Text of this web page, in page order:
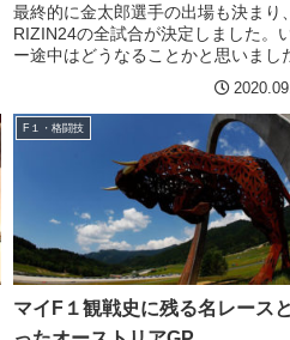
最終的に金太郎選手の出場も決まり、
RIZIN24の全試合が決定しました。
ー途中はどうなることかと思いまし
が、楽しみな感じになってきました
倉未来の欠場が決定し、他の試合も
ひとつぱっとしない印象だった
でしたが、起用の...
F１・格闘技
マイF１観戦史に残る名レース